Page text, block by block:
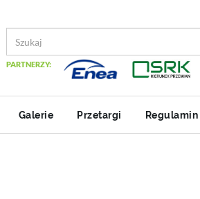
PARTNERZY:
Galerie Przetargi Regulamin